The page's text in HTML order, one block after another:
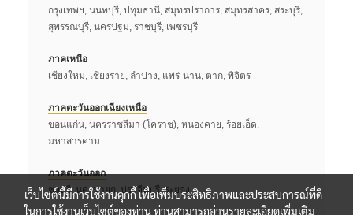
กรุงเทพฯ, นนทบุรี, ปทุมธานี, สมุทรปราการ, สมุทรสาคร, สระบุรี,
สุพรรณบุรี, นครปฐม, ราชบุรี, เพชรบุรี
ภาคเหนือ
เชียงใหม่, เชียงราย, ลำปาง, แพร่-น่าน, ตาก, พิจิตร
ภาคตะวันออกเฉียงเหนือ
ขอนแก่น, นครราชสีมา (โคราช), หนองคาย, ร้อยเอ็ด,
มหาสารคาม
ภาคตะวันออก
ชลบุรี, นครนายก, ปราจีนบุรี, ระยอง
เว็บไซต์นี้มีการใช้งานคุกกี้ เพื่อเพิ่มประสิทธิภาพและประสบการณ์ที่ดี
ในการใช้งานเว็บไซต์ของท่าน ท่านสามารถอ่านรายละเอียดเพิ่มเติม